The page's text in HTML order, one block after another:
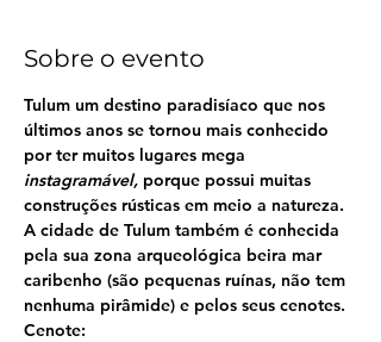
Sobre o evento
Tulum um destino paradisíaco que nos
últimos anos se tornou mais conhecido
por ter muitos lugares mega
instagramável, porque possui muitas
construções rústicas em meio a natureza.
A cidade de Tulum também é conhecida
pela sua zona arqueológica beira mar
caribenho (são pequenas ruínas, não tem
nenhuma pirâmide) e pelos seus cenotes.
Cenote: